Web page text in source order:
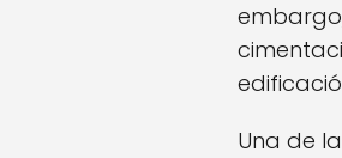
Una de